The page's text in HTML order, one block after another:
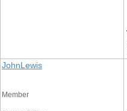
JohnLewis
Member